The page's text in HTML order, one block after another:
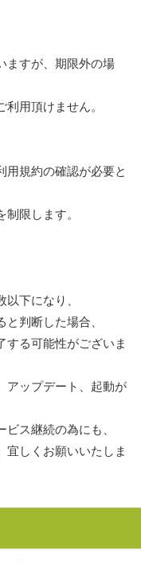
ますが、期限外の場
用頂けません。
規約の確認が必要と
限します。
下になり、
判断した場合、
する可能性がございま
アップデート、起動が
ス継続の為にも、
宜しくお願いいたしま